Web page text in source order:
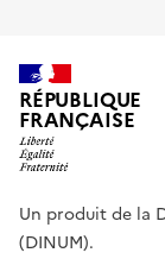
RÉPUBLIQUE
FRANÇAISE
Un produit de la
(DINUM).